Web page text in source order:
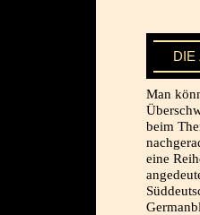
DIE
Man
beim
eine